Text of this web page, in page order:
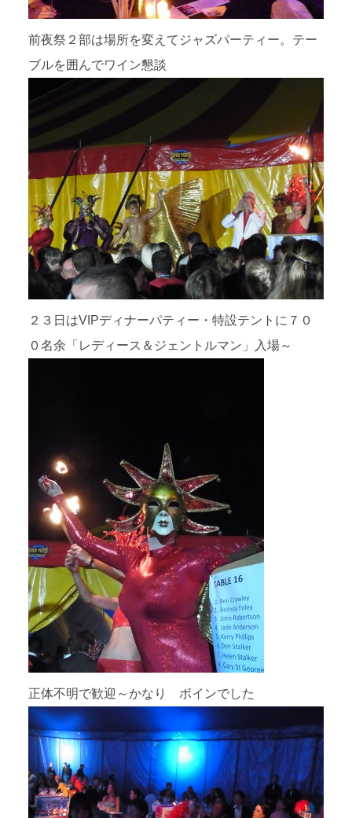
前夜祭２部は場所を変えてジャズパーティー。テー
ブルを囲んでワイン懇談
２３日はVIPディナーパティー・特設テントに７０
０名余「レディース＆ジェントルマン」入場～
正体不明で歓迎～かなり ボインでした